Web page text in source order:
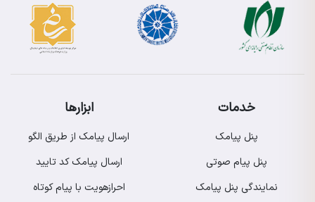
خدمات
پنل پیامک
پنل پیام صوتی
نمایندگی پنل پیامک
ابزارها
ارسال پیامک از طریق الگو
ارسال پیامک کد تایید
احرازهویت با پیام کوتاه